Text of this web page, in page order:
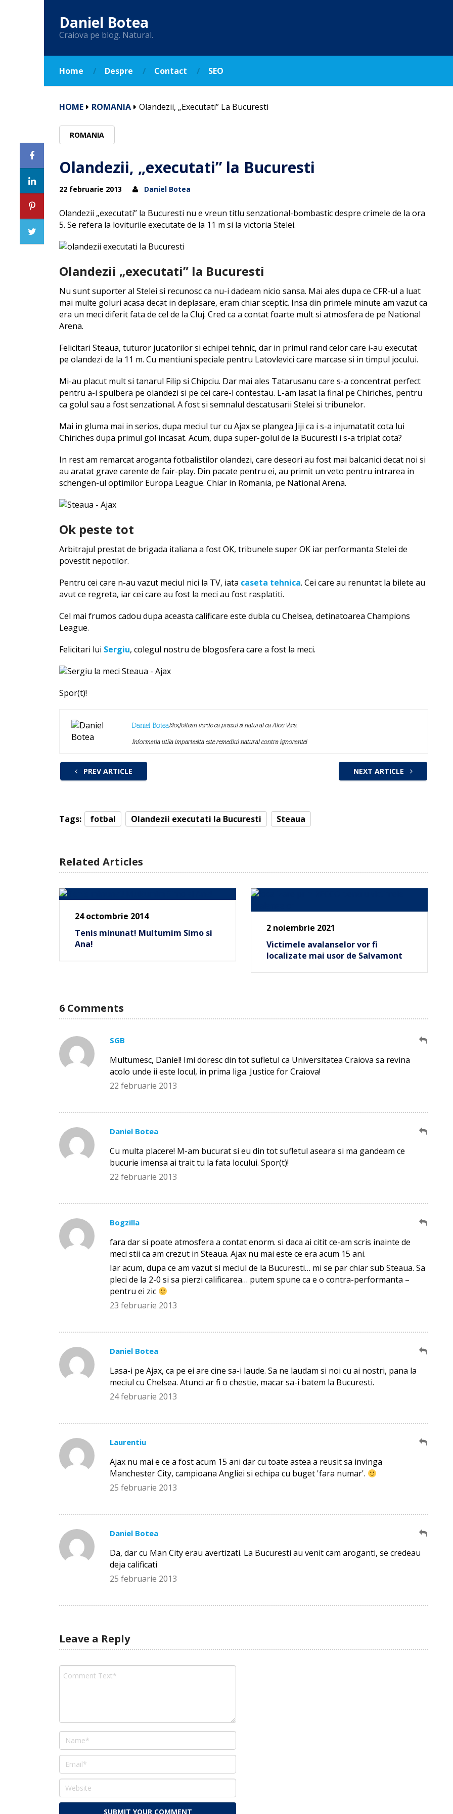
Daniel Botea
Craiova pe blog. Natural.
Home Despre Contact SEO
HOME ROMANIA Olandezii, „executati” La Bucuresti
ROMANIA
Olandezii, „executati” la Bucuresti
22 februarie 2013 Daniel Botea
Olandezii „executati” la Bucuresti nu e vreun titlu senzational-bombastic despre crimele de la ora
5. Se refera la loviturile executate de la 11 m si la victoria Stelei.
Olandezii „executati” la Bucuresti
Nu sunt suporter al Stelei si recunosc ca nu-i dadeam nicio sansa. Mai ales dupa ce CFR-ul a luat
mai multe goluri acasa decat in deplasare, eram chiar sceptic. Insa din primele minute am vazut ca
era un meci diferit fata de cel de la Cluj. Cred ca a contat foarte mult si atmosfera de pe National
Arena.
Felicitari Steaua, tuturor jucatorilor si echipei tehnic, dar in primul rand celor care i-au executat
pe olandezi de la 11 m. Cu mentiuni speciale pentru Latovlevici care marcase si in timpul jocului.
Mi-au placut mult si tanarul Filip si Chipciu. Dar mai ales Tatarusanu care s-a concentrat perfect
pentru a-i spulbera pe olandezi si pe cei care-l contestau. L-am lasat la final pe Chiriches, pentru
ca golul sau a fost senzational. A fost si semnalul descatusarii Stelei si tribunelor.
Mai in gluma mai in serios, dupa meciul tur cu Ajax se plangea Jiji ca i s-a injumatatit cota lui
Chiriches dupa primul gol incasat. Acum, dupa super-golul de la Bucuresti i s-a triplat cota?
In rest am remarcat aroganta fotbalistilor olandezi, care deseori au fost mai balcanici decat noi si
au aratat grave carente de fair-play. Din pacate pentru ei, au primit un veto pentru intrarea in
schengen-ul optimilor Europa League. Chiar in Romania, pe National Arena.
Ok peste tot
Arbitrajul prestat de brigada italiana a fost OK, tribunele super OK iar performanta Stelei de
povestit nepotilor.
Pentru cei care n-au vazut meciul nici la TV, iata caseta tehnica. Cei care au renuntat la bilete au
avut ce regreta, iar cei care au fost la meci au fost rasplatiti.
Cel mai frumos cadou dupa aceasta calificare este dubla cu Chelsea, detinatoarea Champions
League.
Felicitari lui Sergiu, colegul nostru de blogosfera care a fost la meci.
Spor(t)!
Daniel BoteaBlogoltean verde ca prazul si natural ca Aloe Vera.
Informatia utila impartasita este remediul natural contra ignorantei
PREV ARTICLE NEXT ARTICLE
Tags: fotbal Olandezii executati la Bucuresti Steaua
Related Articles
24 octombrie 2014
Tenis minunat! Multumim Simo si
Ana!
2 noiembrie 2021
Victimele avalanselor vor fi
localizate mai usor de Salvamont
6 Comments
SGB
Multumesc, Daniel! Imi doresc din tot sufletul ca Universitatea Craiova sa revina
acolo unde ii este locul, in prima liga. Justice for Craiova!
22 februarie 2013
Daniel Botea
Cu multa placere! M-am bucurat si eu din tot sufletul aseara si ma gandeam ce
bucurie imensa ai trait tu la fata locului. Spor(t)!
22 februarie 2013
Bogzilla
fara dar si poate atmosfera a contat enorm. si daca ai citit ce-am scris inainte de
meci stii ca am crezut in Steaua. Ajax nu mai este ce era acum 15 ani.
Iar acum, dupa ce am vazut si meciul de la Bucuresti… mi se par chiar sub Steaua. Sa
pleci de la 2-0 si sa pierzi calificarea… putem spune ca e o contra-performanta –
pentru ei zic
23 februarie 2013
Daniel Botea
Lasa-i pe Ajax, ca pe ei are cine sa-i laude. Sa ne laudam si noi cu ai nostri, pana la
meciul cu Chelsea. Atunci ar fi o chestie, macar sa-i batem la Bucuresti.
24 februarie 2013
Laurentiu
Ajax nu mai e ce a fost acum 15 ani dar cu toate astea a reusit sa invinga
Manchester City, campioana Angliei si echipa cu buget 'fara numar'.
25 februarie 2013
Daniel Botea
Da, dar cu Man City erau avertizati. La Bucuresti au venit cam aroganti, se credeau
deja calificati
25 februarie 2013
Leave a Reply